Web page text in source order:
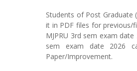
Students of Post Graduate
it in PDF files for previous/
MJPRU 3rd sem exam
sem exam date 2026
Paper/Improvement.